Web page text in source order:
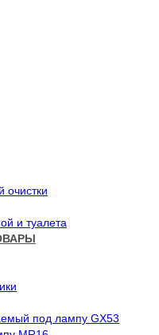
очистки
и туалета
под лампу GX53